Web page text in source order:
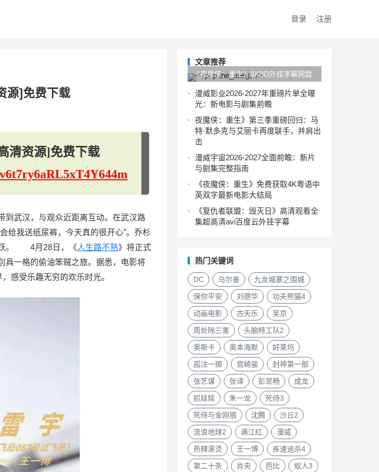
登录 注册
源]免费下载
清资源]免费下载
到武汉，与观众近距离互动。在武汉路
给我送纸尿裤，今天真的很开心”。乔杉
跃。 4月28日，《人生路不熟》将正式
具一格的偷油笨贼之旅。据悉，电影将
感受乐趣无穷的欢乐时光。
文章推荐
《夜魔侠：重生》8KBD外挂字幕网盘
最新资源粤语
漫威影业2026-2027年重磅片单全曝
光：新电影与剧集前瞻
夜魔侠：重生》第三季重磅回归：马
特·默多克与艾丽卡再度联手，并肩出
击
漫威宇宙2026-2027全面前瞻：新片
与剧集完整指南
《夜魔侠：重生》免费获取4K粤语中
英双字最新电影大结局
《复仇者联盟：毁灭日》高清观看全
集超高清avi百度云外挂字幕
热门关键词
DC 乌尔善 九龙城寨之围城
保你平安 刘德华 功夫熊猫4
动画电影 古天乐 吴京
周处除三害 头脑特工队2
奥斯卡 奥本海默 好莱坞
孤注一掷 宫崎骏 封神第一部
张艺谋 张译 彭昱畅 成龙
抓娃娃 朱一龙 死侍3
死侍与金刚狼 沈腾 沙丘2
流浪地球2 满江红 漫威
热辣滚烫 王一博 疾速追杀4
第二十条 肖央 芭比 蚁人3